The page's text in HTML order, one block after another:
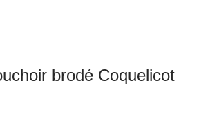
brodé Coquelicot